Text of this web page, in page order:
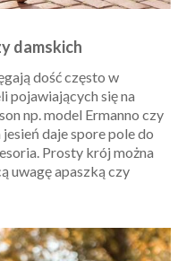
damskich
dość często w
pojawiających się na
np. model Ermanno czy
daje spore pole do
Prosty krój można
uwagę apaszką czy